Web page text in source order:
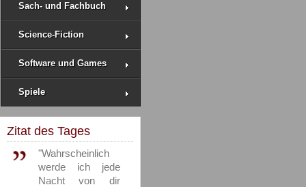
Sach- und Fachbuch
Science-Fiction
Software und Games
Spiele
Zitat des Tages
"Wahrscheinlich
werde ich jede
Nacht von dir